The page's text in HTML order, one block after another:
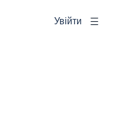
Увійти